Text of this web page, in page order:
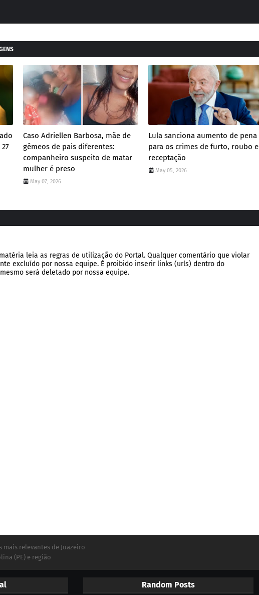
Caso Adriellen Barbosa, mãe de
gêmeos de pais diferentes:
companheiro suspeito de matar
mulher é preso
May 07, 2026
Lula sanciona aumento de pena
para os crimes de furto, roubo e
receptação
May 05, 2026
leia as regras de utilização do Portal. Qualquer comentário que violar
excluído por nossa equipe. É proibido inserir links (urls) dentro do
será deletado por nossa equipe.
mais relevantes de Juazeiro
(PE) e região
Random Posts